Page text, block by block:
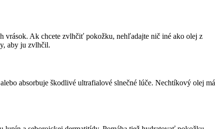
vrások. Ak chcete zvlhčiť pokožku, nehľadajte nič iné ako olej z
aby ju zvlhčil.
absorbuje škodlivé ultrafialové slnečné lúče. Nechtíkový olej má